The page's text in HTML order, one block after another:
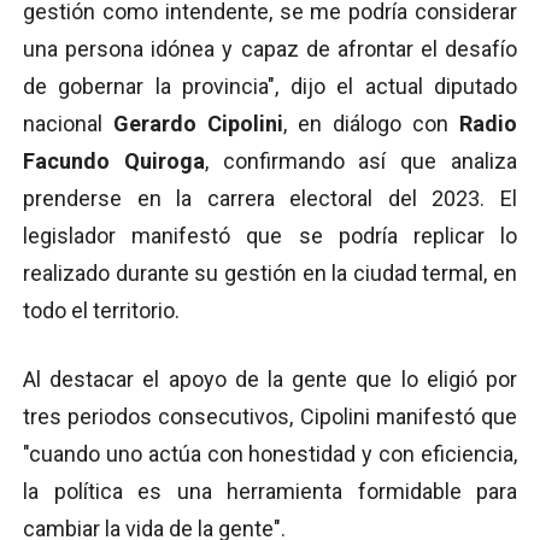
gestión como intendente, se me podría considerar
una persona idónea y capaz de afrontar el desafío
de gobernar la provincia", dijo el actual diputado
nacional Gerardo Cipolini, en diálogo con Radio
Facundo Quiroga, confirmando así que analiza
prenderse en la carrera electoral del 2023. El
legislador manifestó que se podría replicar lo
realizado durante su gestión en la ciudad termal, en
todo el territorio.
Al destacar el apoyo de la gente que lo eligió por
tres periodos consecutivos, Cipolini manifestó que
"cuando uno actúa con honestidad y con eficiencia,
la política es una herramienta formidable para
cambiar la vida de la gente".